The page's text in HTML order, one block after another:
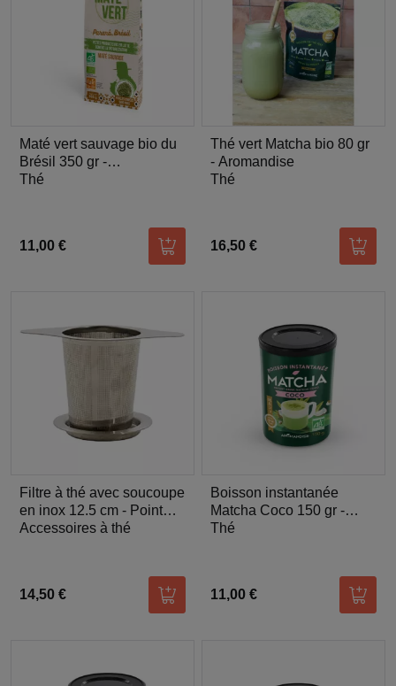
Maté vert sauvage bio du
Brésil 350 gr -
Aromandise
Thé
11,00 € Ajouter au panier
Thé vert Matcha bio 80 gr
- Aromandise
Thé
16,50 €
Filtre à thé avec soucoupe
en inox 12.5 cm - Point
Virgule
Accessoires à thé
14,50 € Ajouter au panier
Boisson instantanée
Matcha Coco 150 gr -
Aromandise
Thé
11,00 €